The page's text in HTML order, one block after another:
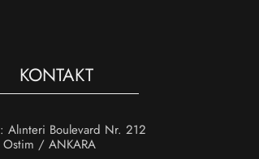
KONTAKT
: Alınteri Boulevard Nr. 212
Ostim / ANKARA